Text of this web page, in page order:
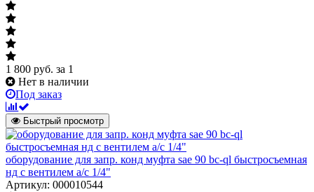
1 800 руб. за 1
Нет в наличии
Под заказ
Быстрый просмотр
оборудование для запр. конд муфта sae 90 bc-ql быстросъемная
нд с вентилем а/с 1/4"
Артикул: 000010544